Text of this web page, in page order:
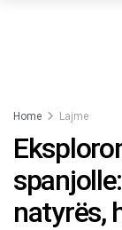
Home Lajme
natyrës,